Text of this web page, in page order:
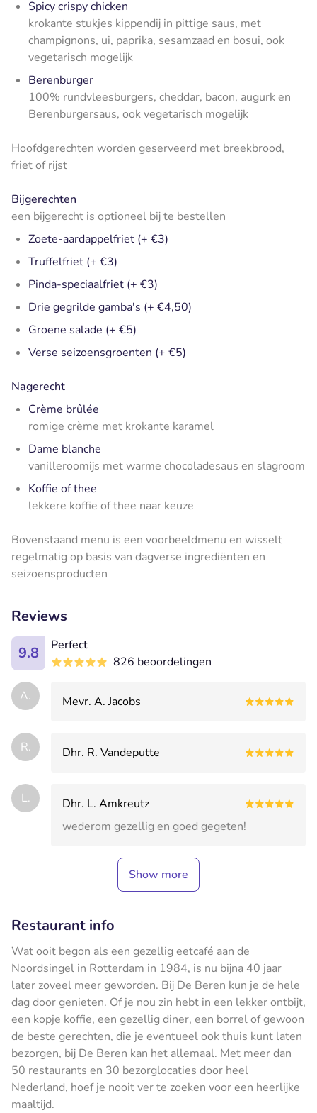
Spicy crispy chicken
krokante stukjes kippendij in pittige saus, met
champignons, ui, paprika, sesamzaad en bosui, ook
vegetarisch mogelijk
Berenburger
100% rundvleesburgers, cheddar, bacon, augurk en
Berenburgersaus, ook vegetarisch mogelijk
Hoofdgerechten worden geserveerd met breekbrood,
friet of rijst
Bijgerechten
een bijgerecht is optioneel bij te bestellen
Zoete-aardappelfriet (+ €3)
Truffelfriet (+ €3)
Pinda-speciaalfriet (+ €3)
Drie gegrilde gamba's (+ €4,50)
Groene salade (+ €5)
Verse seizoensgroenten (+ €5)
Nagerecht
Crème brûlée
romige crème met krokante karamel
Dame blanche
vanilleroomijs met warme chocoladesaus en slagroom
Koffie of thee
lekkere koffie of thee naar keuze
Bovenstaand menu is een voorbeeldmenu en wisselt
regelmatig op basis van dagverse ingrediënten en
seizoensproducten
Reviews
9.8
Perfect
826 beoordelingen
A. Mevr. A. Jacobs
R. Dhr. R. Vandeputte
L.
Dhr. L. Amkreutz
wederom gezellig en goed gegeten!
Show more
Restaurant info
Wat ooit begon als een gezellig eetcafé aan de
Noordsingel in Rotterdam in 1984, is nu bijna 40 jaar
later zoveel meer geworden. Bij De Beren kun je de hele
dag door genieten. Of je nou zin hebt in een lekker ontbijt,
een kopje koffie, een gezellig diner, een borrel of gewoon
de beste gerechten, die je eventueel ook thuis kunt laten
bezorgen, bij De Beren kan het allemaal. Met meer dan
50 restaurants en 30 bezorglocaties door heel
Nederland, hoef je nooit ver te zoeken voor een heerlijke
maaltijd.